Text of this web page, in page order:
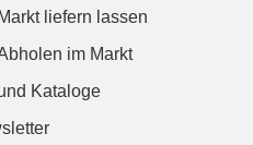
liefern lassen
im Markt
Kataloge